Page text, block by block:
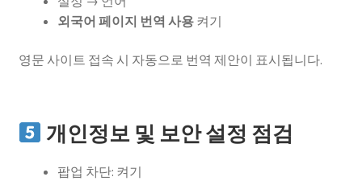
외국어 페이지 번역 사용켜기
영문 사이트 접속 시 자동으로 번역 제안이 표시됩니다.
개인정보 및 보안 설정 점검
팝업 차단: 켜기